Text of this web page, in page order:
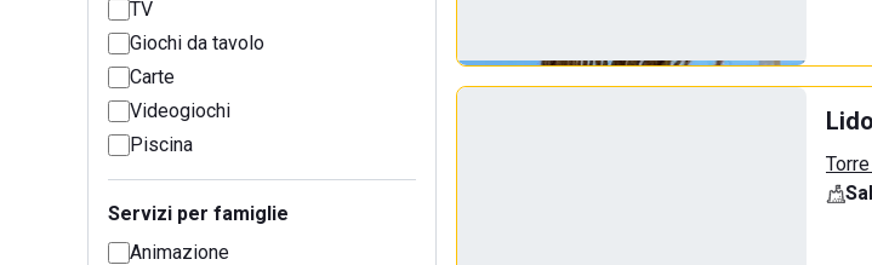
TV
Giochi da tavolo
Carte
Videogiochi
Piscina
Servizi per famiglie
Animazione